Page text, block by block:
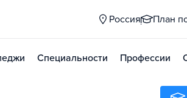
Россия План
Специальности Профессии